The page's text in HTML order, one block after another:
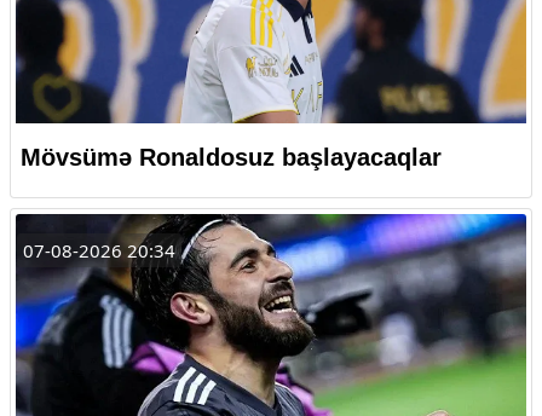
Mövsümə Ronaldosuz başlayacaqlar
07-08-2026 20:34